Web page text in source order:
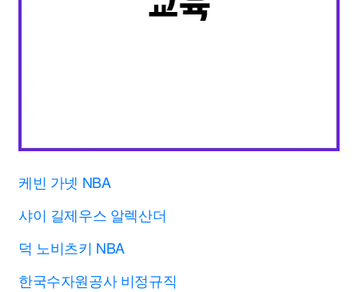
케빈 가넷 NBA
샤이 길제우스 알렉산더
덕 노비츠키 NBA
한국수자원공사 비정규직